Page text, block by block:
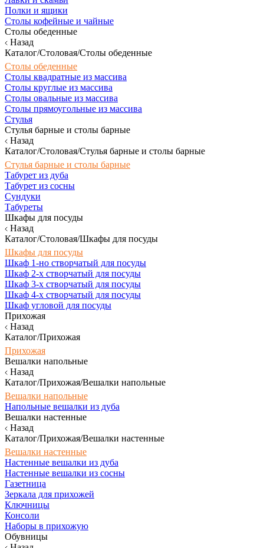
Полки и ящики
Столы кофейные и чайные
Столы обеденные
Назад
Каталог/Столовая/Столы обеденные
Столы обеденные
Столы квадратные из массива
Столы круглые из массива
Столы овальные из массива
Столы прямоугольные из массива
Стулья
Стулья барные и столы барные
Назад
Каталог/Столовая/Стулья барные и столы барные
Стулья барные и столы барные
Табурет из дуба
Табурет из сосны
Сундуки
Табуреты
Шкафы для посуды
Назад
Каталог/Столовая/Шкафы для посуды
Шкафы для посуды
Шкаф 1-но створчатый для посуды
Шкаф 2-х створчатый для посуды
Шкаф 3-х створчатый для посуды
Шкаф 4-х створчатый для посуды
Шкаф угловой для посуды
Прихожая
Назад
Каталог/Прихожая
Прихожая
Вешалки напольные
Назад
Каталог/Прихожая/Вешалки напольные
Вешалки напольные
Напольные вешалки из дуба
Вешалки настенные
Назад
Каталог/Прихожая/Вешалки настенные
Вешалки настенные
Настенные вешалки из дуба
Настенные вешалки из сосны
Газетница
Зеркала для прихожей
Ключницы
Консоли
Наборы в прихожую
Обувницы